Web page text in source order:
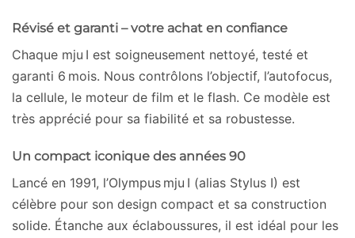
Révisé et garanti – votre achat en confiance
Chaque mju I est soigneusement nettoyé, testé et
garanti 6 mois. Nous contrôlons l’objectif, l’autofocus,
la cellule, le moteur de film et le flash. Ce modèle est
très apprécié pour sa fiabilité et sa robustesse.
Un compact iconique des années 90
Lancé en 1991, l’Olympus mju I (alias Stylus I) est
célèbre pour son design compact et sa construction
solide. Étanche aux éclaboussures, il est idéal pour les